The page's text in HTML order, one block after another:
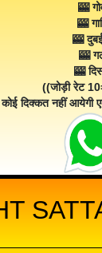
🎰
🎰
🎰
🎰
🎰
((जोड़ी रेट
दिक्कत नहीं आयेगी